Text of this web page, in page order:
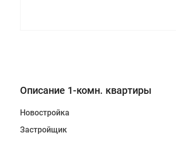
Описание 1-комн. квартиры
Новостройка
Застройщик